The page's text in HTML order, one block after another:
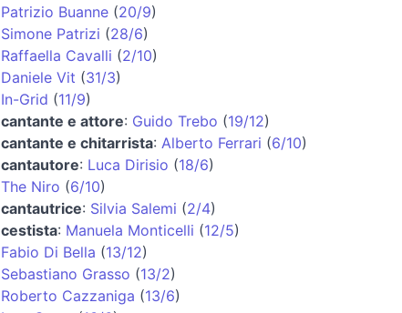
Patrizio Buanne(20/9)
Simone Patrizi (28/6)
Raffaella Cavalli (2/10)
Daniele Vit (31/3)
In-Grid (11/9)
cantante e attore: Guido Trebo (19/12)
cantante e chitarrista: Alberto Ferrari (6/10)
cantautore: Luca Dirisio (18/6)
The Niro (6/10)
cantautrice: Silvia Salemi (2/4)
cestista: Manuela Monticelli (12/5)
Fabio Di Bella (13/12)
Sebastiano Grasso (13/2)
Roberto Cazzaniga (13/6)